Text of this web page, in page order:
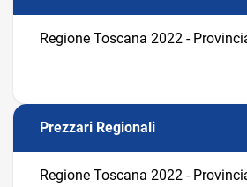
Regione Toscana 2022 -
Prezzari Regionali
Regione Toscana 2022 -